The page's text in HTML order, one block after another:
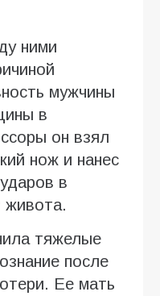
ними
мужчины
в
он взял
нож и нанес
в
живота.
тяжелые
после
Ее мать